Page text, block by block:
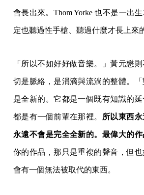
會長出來。Thom Yorke 也不是一出
定也聽過性手槍、聽過什麼才長上來
「所以不如好好做音樂。」黃元懋
切是脈絡，是涓滴與流淌的整體。
是全新的。它都是一個既有知識的
都是有一個前輩在那裡。 所以東西
永遠不會是完全全新的。最偉大的作
你的作品，那只是重複的聲音，但
會有一個無法被取代的東西。